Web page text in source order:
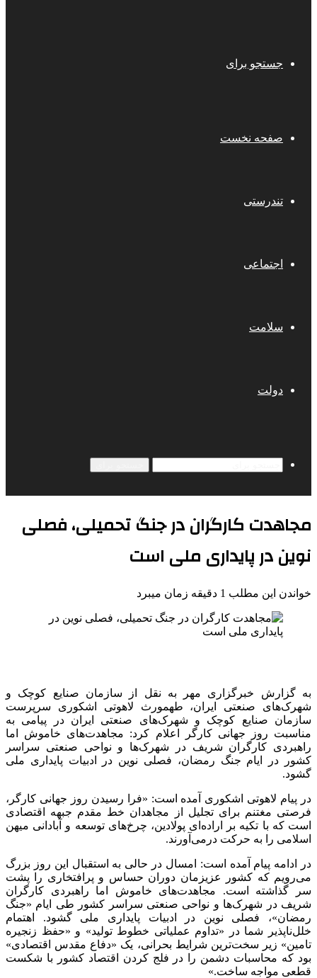
جستجو برای
صفحه نخست
تندرستی
اجتماعی
سلامت
دولت
مجاهدت کارگران در جنگ تحمیلی، فصلی
نوین در پایداری ملی است
خواندن این مطلب 1 دقیقه زمان میبرد
به گزارش خبرگزاری مهر به نقل از سازمان صنایع کوچک و
شهرک‌های صنعتی ایران، طهمورث لاهوتی اشکوری سرپرست
سازمان صنایع کوچک و شهرک‌های صنعتی ایران در پیامی به
مناسبت روز جهانی کارگر اعلام کرد: مجاهدت‌های خاموش اما
راهبردی کارگران شریف در شهرک‌ها و نواحی صنعتی سراسر
کشور در ایام جنگ رمضان، فصلی نوین در ادبیات پایداری ملی
گشود.
در پیام لاهوتی اشکوری آمده است: «فرا رسیدن روز جهانی کارگر،
فرصتی مغتنم برای تجلیل از مجاهدان خط مقدم جبهه اقتصادی
است که با تکیه بر اراده‌ای پولادین، چرخ‌های توسعه و آبادانی میهن
اسلامی را به حرکت درمی‌آورند.
در ادامه پیام آمده است: امسال در حالی به استقبال این روز بزرگ
می‌رویم که کشور عزیزمان دوران حساس و پرافتخاری را پشت
سر گذاشته است. مجاهدت‌های خاموش اما راهبردی کارگران
شریف در شهرک‌ها و نواحی صنعتی سراسر کشور طی ایام «جنگ
رمضان»، فصلی نوین در ادبیات پایداری ملی گشود. اهتمام
خلل‌ناپذیر شما در «تداوم عملیاتی خطوط تولید» و «حفظ زنجیره
تامین» زیر سخت‌ترین شرایط بحرانی، یک «دفاع مقدس اقتصادی»
بود که محاسبات دشمن را در فلج کردن اقتصاد کشور با شکست
قطعی مواجه ساخت.»